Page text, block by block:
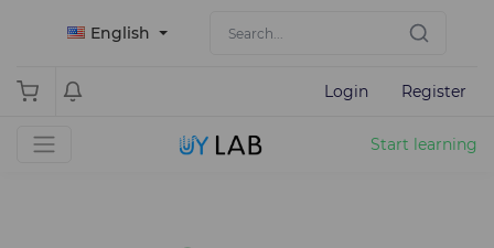
English
Login Register
Start learning